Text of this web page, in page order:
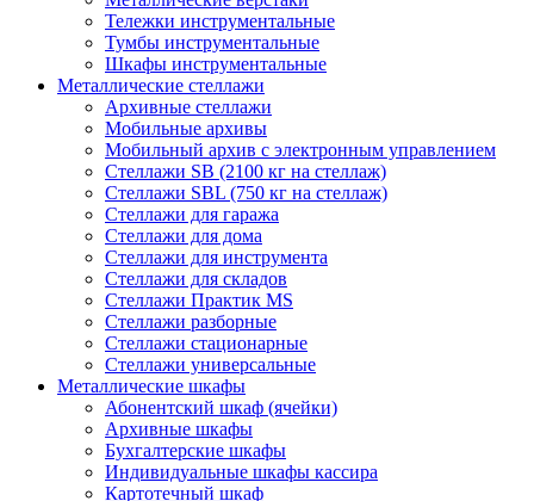
Тележки инструментальные
Тумбы инструментальные
Шкафы инструментальные
Металлические стеллажи
Архивные стеллажи
Мобильные архивы
Мобильный архив с электронным управлением
Стеллажи SB (2100 кг на стеллаж)
Стеллажи SBL (750 кг на стеллаж)
Стеллажи для гаража
Стеллажи для дома
Стеллажи для инструмента
Стеллажи для складов
Стеллажи Практик MS
Стеллажи разборные
Стеллажи стационарные
Стеллажи универсальные
Металлические шкафы
Абонентский шкаф (ячейки)
Архивные шкафы
Бухгалтерские шкафы
Индивидуальные шкафы кассира
Картотечный шкаф